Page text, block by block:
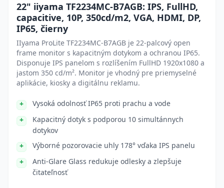
22" iiyama TF2234MC-B7AGB: IPS, FullHD,
capacitive, 10P, 350cd/m2, VGA, HDMI, DP,
IP65, čierny
IIyama ProLite TF2234MC-B7AGB je 22-palcový open
frame monitor s kapacitným dotykom a ochranou IP65.
Disponuje IPS panelom s rozlíšením FullHD 1920x1080 a
jastom 350 cd/m². Monitor je vhodný pre priemyselné
aplikácie, kiosky a digitálnu reklamu.
Vysoká odolnosť IP65 proti prachu a vode
Kapacitný dotyk s podporou 10 simultánnych
dotykov
Výborné pozorovacie uhly 178° vďaka IPS panelu
Anti-Glare Glass redukuje odlesky a zlepšuje
čitateľnosť